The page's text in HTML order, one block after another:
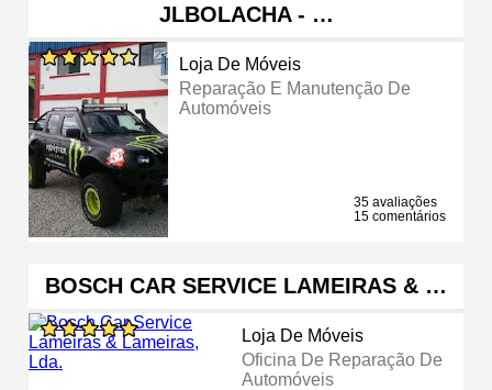
JLBOLACHA - …
Loja De Móveis
Reparação E Manutenção De
Automóveis
35 avaliações
15 comentários
BOSCH CAR SERVICE LAMEIRAS & …
Loja De Móveis
Oficina De Reparação De
Automóveis